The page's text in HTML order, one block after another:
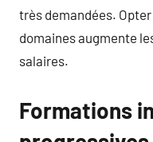
très demandées.
domaines augmente
salaires.
Formations